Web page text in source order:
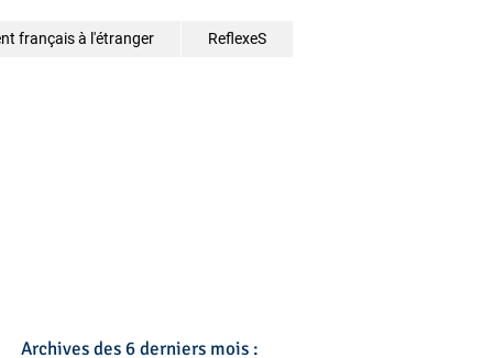
Archives des 6 derniers mois :
français à l'étranger ReflexeS